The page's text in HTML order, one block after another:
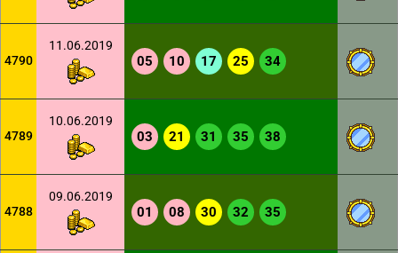
4790
11.06.2019
05 10 17 25 34
4789
10.06.2019
03 21 31 35 38
4788
09.06.2019
01 08 30 32 35